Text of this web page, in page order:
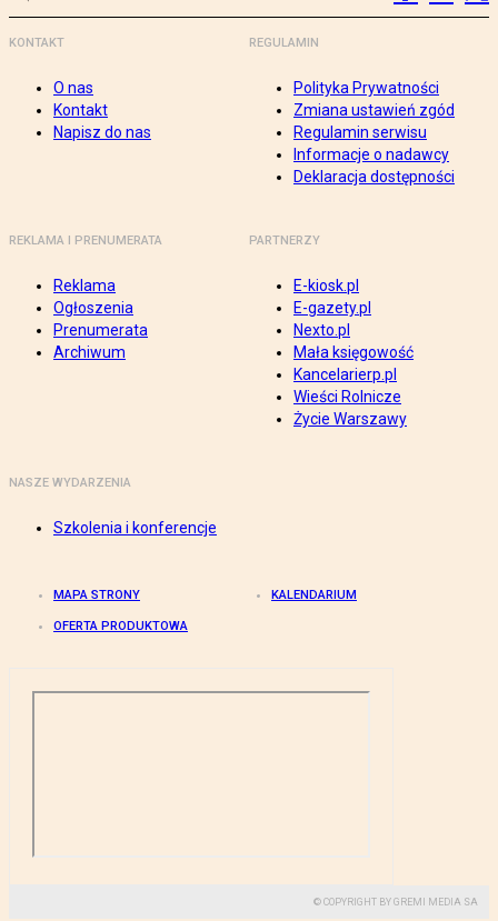
KONTAKT
O nas
Kontakt
Napisz do nas
REGULAMIN
Polityka Prywatności
Zmiana ustawień zgód
Regulamin serwisu
Informacje o nadawcy
Deklaracja dostępności
REKLAMA I PRENUMERATA
Reklama
Ogłoszenia
Prenumerata
Archiwum
PARTNERZY
E-kiosk.pl
E-gazety.pl
Nexto.pl
Mała księgowość
Kancelarierp.pl
Wieści Rolnicze
Życie Warszawy
NASZE WYDARZENIA
Szkolenia i konferencje
MAPA STRONY KALENDARIUM
OFERTA PRODUKTOWA
© COPYRIGHT BY GREMI MEDIA SA